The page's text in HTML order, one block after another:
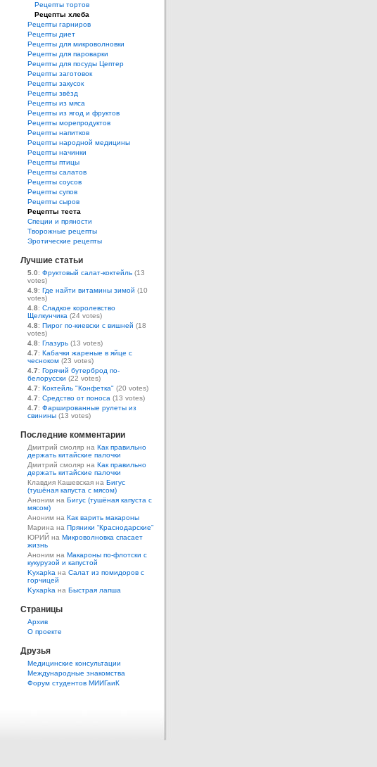
Рецепты тортов
Рецепты хлеба
Рецепты гарниров
Рецепты диет
Рецепты для микроволновки
Рецепты для пароварки
Рецепты для посуды Цептер
Рецепты заготовок
Рецепты закусок
Рецепты звёзд
Рецепты из мяса
Рецепты из ягод и фруктов
Рецепты морепродуктов
Рецепты напитков
Рецепты народной медицины
Рецепты начинки
Рецепты птицы
Рецепты салатов
Рецепты соусов
Рецепты супов
Рецепты сыров
Рецепты теста
Специи и пряности
Творожные рецепты
Эротические рецепты
Лучшие статьи
5.0: Фруктовый салат-коктейль (13
votes)
4.9: Где найти витамины зимой (10
votes)
4.8: Сладкое королевство
Щелкунчика (24 votes)
4.8: Пирог по-киевски с вишней (18
votes)
4.8: Глазурь (13 votes)
4.7: Кабачки жареные в яйце с
чесноком (23 votes)
4.7: Горячий бутерброд по-
белорусски (22 votes)
4.7: Коктейль "Конфетка" (20 votes)
4.7: Средство от поноса (13 votes)
4.7: Фаршированные рулеты из
свинины (13 votes)
Последние комментарии
Дмитрий смоляр на Как правильно
держать китайские палочки
Дмитрий смоляр на Как правильно
держать китайские палочки
Клавдия Кашевская на Бигус
(тушёная капуста с мясом)
Аноним на Бигус (тушёная капуста с
мясом)
Аноним на Как варить макароны
Марина на Пряники “Краснодарские”
ЮРИЙ на Микроволновка спасает
жизнь
Аноним на Макароны по-флотски с
кукурузой и капустой
Kyxapka на Салат из помидоров с
горчицей
Kyxapka на Быстрая лапша
Страницы
Aрхив
О проекте
Друзья
Медицинские консультации
Международные знакомства
Форум студентов МИИГаиК